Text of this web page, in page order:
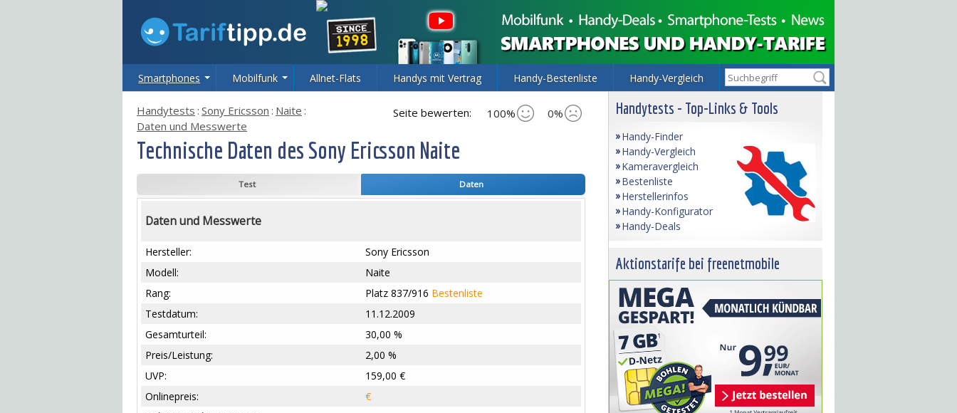
Smartphones Mobilfunk Allnet-Flats Handys mit Vertrag Handy-Bestenliste Handy-Vergleich
Seite bewerten: 100% 0%
Handytests : Sony Ericsson : Naite :
Daten und Messwerte
Technische Daten des Sony Ericsson Naite
Test Daten
Daten und Messwerte
Sony Ericsson
Hersteller:
Naite
Modell:
Platz 837/916 Bestenliste
Rang:
11.12.2009
Testdatum:
30,00 %
Gesamturteil:
2,00 %
Preis/Leistung:
159,00 €
UVP:
€
Onlinepreis:
Handytests - Top-Links & Tools
Handy-Finder
Handy-Vergleich
Kameravergleich
Bestenliste
Herstellerinfos
Handy-Konfigurator
Handy-Deals
Aktionstarife bei freenetmobile